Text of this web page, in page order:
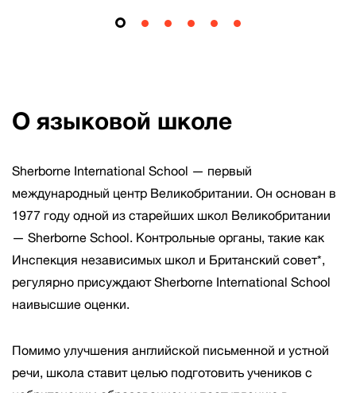
О языковой школе
Sherborne International School — первый
международный центр Великобритании. Он основан в
1977 году одной из старейших школ Великобритании
— Sherborne School. Контрольные органы, такие как
Инспекция независимых школ и Британский совет*,
регулярно присуждают Sherborne International School
наивысшие оценки.
Помимо улучшения английской письменной и устной
речи, школа ставит целью подготовить учеников с